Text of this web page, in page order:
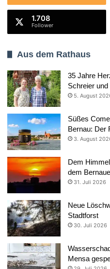
1.708
Follower
Aus dem Rathaus
35 Jahre
Schreier
5. August
Süßes
Bernau: Der
3. August
Dem
dem
31. Juli 2026
Neue
Stadtforst
30. Juli 2026
Mensa